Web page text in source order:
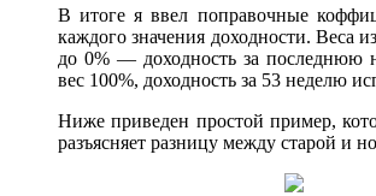
В итоге я ввел поправочные
каждого значения доходности. Веса
до 0% — доходность за последнюю
вес 100%, доходность за 53 неделю
Ниже приведен простой пример,
разъясняет разницу между старой и